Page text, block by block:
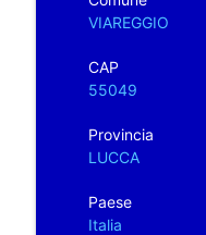
VIAREGGIO
CAP
55049
Provincia
LUCCA
Paese
Italia